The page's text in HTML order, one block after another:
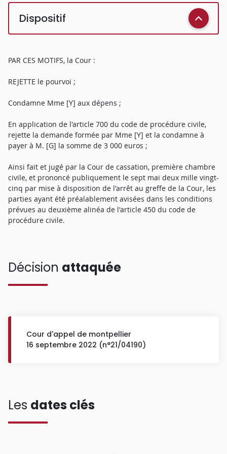
Dispositif
PAR CES MOTIFS, la Cour :
REJETTE le pourvoi ;
Condamne Mme [Y] aux dépens ;
En application de l'article 700 du code de procédure civile,
rejette la demande formée par Mme [Y] et la condamne à
payer à M. [G] la somme de 3 000 euros ;
Ainsi fait et jugé par la Cour de cassation, première chambre
civile, et prononcé publiquement le sept mai deux mille vingt-
cinq par mise à disposition de l'arrêt au greffe de la Cour, les
parties ayant été préalablement avisées dans les conditions
prévues au deuxième alinéa de l'article 450 du code de
procédure civile.
Décision attaquée
Cour d'appel de montpellier
16 septembre 2022 (n°21/04190)
Les dates clés